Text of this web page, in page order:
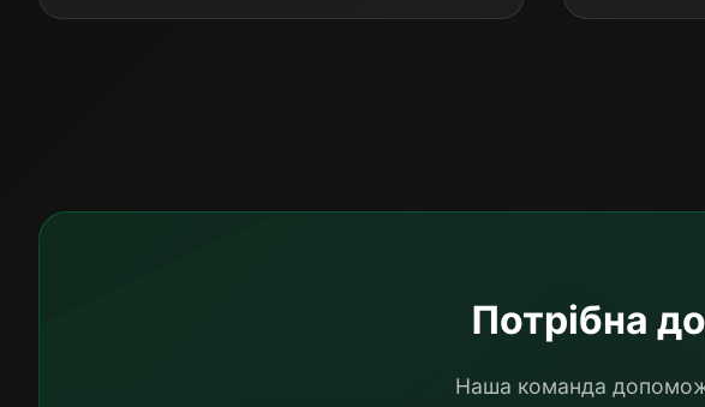
Потрібна
Наша команда